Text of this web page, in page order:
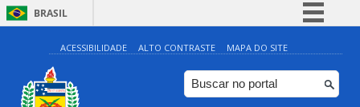
BRASIL
Simplifique!
Comunica BR
Participe
ACESSIBILIDADE ALTO CONTRASTE MAPA DO SITE